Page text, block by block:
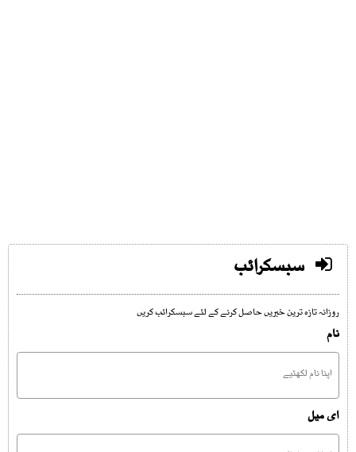
سبسکرائب
روزانہ تازہ ترین خبریں حاصل کرنے کے لئے سبسکرائب کریں
نام
ای میل